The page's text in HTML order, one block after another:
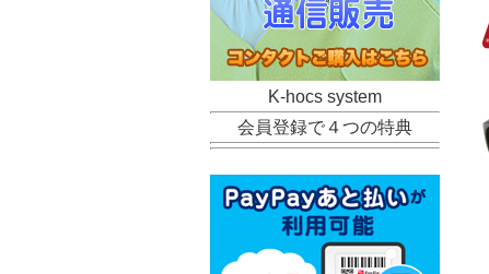
K-hocs system
会員登録で４つの特典